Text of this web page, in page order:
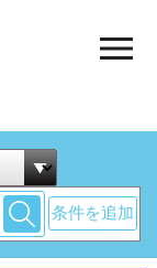
条件を追加